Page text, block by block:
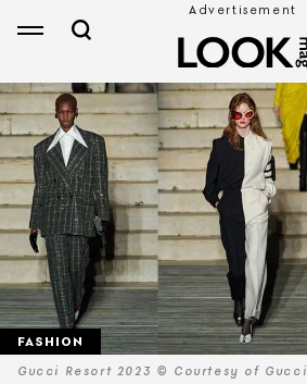
Gucci Resort 2023 © Courtesy of Gucci
FASHION